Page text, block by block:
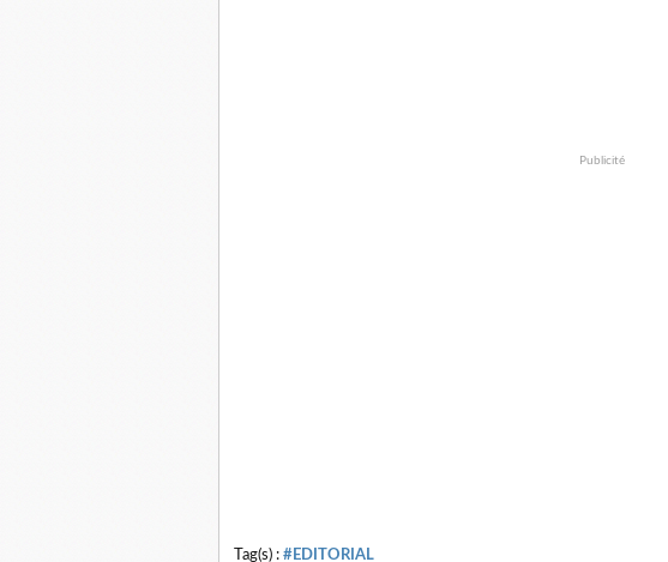
Publicité
Tag(s) : #EDITORIAL